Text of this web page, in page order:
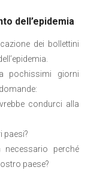
dell’epidemia
dei bollettini
pochissimi giorni
condurci alla
paesi?
perché
paese?